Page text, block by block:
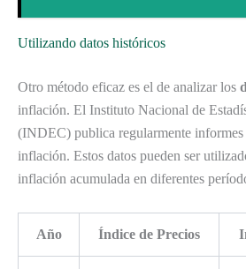
Utilizando datos históricos
Otro método eficaz es el de analizar los
inflación. El Instituto Nacional de
(INDEC) publica regularmente
inflación. Estos datos pueden ser
inflación acumulada en diferentes
Año Índice de Precios